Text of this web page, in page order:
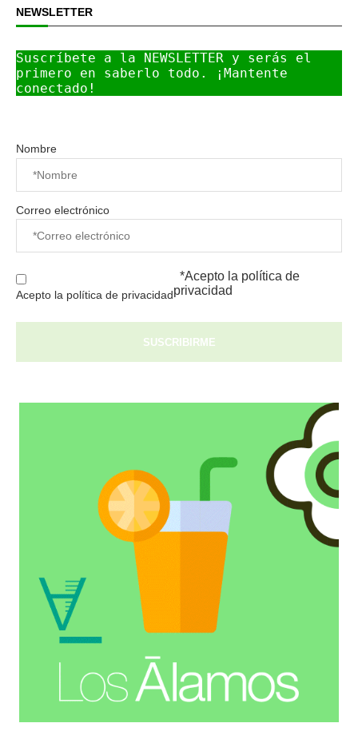
NEWSLETTER
Suscríbete a la NEWSLETTER y serás el
primero en saberlo todo. ¡Mantente
conectado!
Nombre
Correo electrónico
Acepto la política de privacidad
*Acepto la política de
privacidad